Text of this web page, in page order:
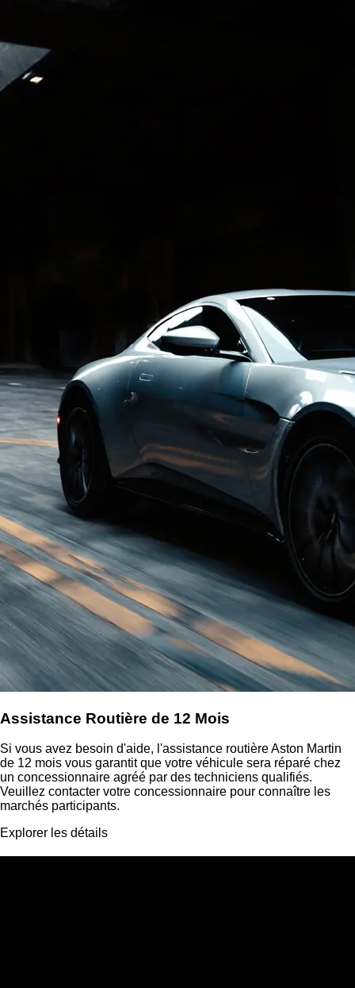
Assistance Routière de 12 Mois
Si vous avez besoin d'aide, l'assistance routière Aston Martin
de 12 mois vous garantit que votre véhicule sera réparé chez
un concessionnaire agréé par des techniciens qualifiés.
Veuillez contacter votre concessionnaire pour connaître les
marchés participants.
Explorer les détails